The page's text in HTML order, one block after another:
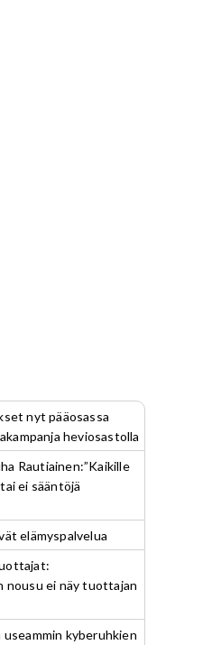
nyt pääosassa
heviosastolla
Rautiainen:”Kaikille
ei sääntöjä
elämyspalvelua
nousu ei näy tuottajan
kyberuhkien